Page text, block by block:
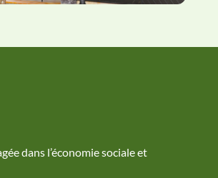
dans l’économie sociale et